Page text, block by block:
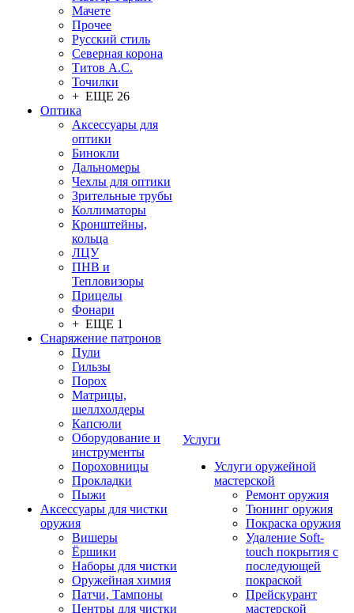
Мачете
Прочее
Русский стиль
Северная корона
Титов А.С.
Точилки
+ ЕЩЕ 26
Оптика
Аксессуары для
оптики
Бинокли
Дальномеры
Чехлы для оптики
Зрительные трубы
Коллиматоры
Кронштейны,
кольца
ЛЦУ
ПНВ и
Тепловизоры
Прицелы
Фонари
+ ЕЩЕ 1
Снаряжение патронов
Пули
Гильзы
Порох
Матрицы,
шеллхолдеры
Капсюли
Оборудование и
инструменты
Пороховницы
Прокладки
Пыжи
Аксессуары для чистки
оружия
Вишеры
Ёршики
Наборы для чистки
Оружейная химия
Патчи, Тампоны
Центры для чистки
Услуги
Услуги оружейной
мастерской
Ремонт оружия
Тюнинг оружия
Покраска оружия
Удаление Soft-
touch покрытия с
последующей
покраской
Прейскурант
мастерской